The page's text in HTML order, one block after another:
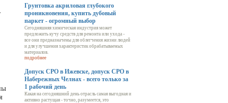
Грунтовка акриловая глубокого
проникновения, купить дубовый
паркет - огромный выбор
Сегодняшняя химическая индустрия может
предложить кучу средств для ремонта или ухода -
все они предназначены для облегчения жизни людей
и для улучшения характеристик обрабатываемых
материалов.
подробнее
Допуск СРО в Ижевске, допуск СРО в
Набережных Челнах - всего только за
1 рабочий день
Какая на сегодняшний день отрасль самая выгодная и
активно растущая - точно, разумеется, это